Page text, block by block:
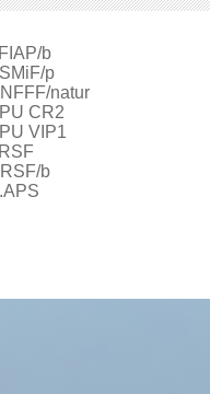
b
p
natur
CR2
VIP1
b